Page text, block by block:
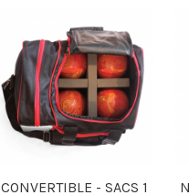
CONVERTIBLE - SACS 2